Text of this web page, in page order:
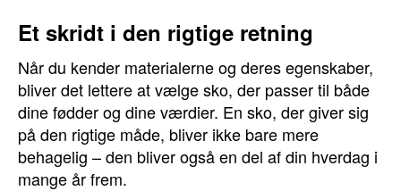
Et skridt i den rigtige retning
Når du kender materialerne og deres egenskaber,
bliver det lettere at vælge sko, der passer til både
dine fødder og dine værdier. En sko, der giver sig
på den rigtige måde, bliver ikke bare mere
behagelig – den bliver også en del af din hverdag i
mange år frem.